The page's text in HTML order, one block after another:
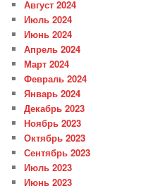
Август 2024
Июль 2024
Июнь 2024
Апрель 2024
Март 2024
Февраль 2024
Январь 2024
Декабрь 2023
Ноябрь 2023
Октябрь 2023
Сентябрь 2023
Июль 2023
Июнь 2023